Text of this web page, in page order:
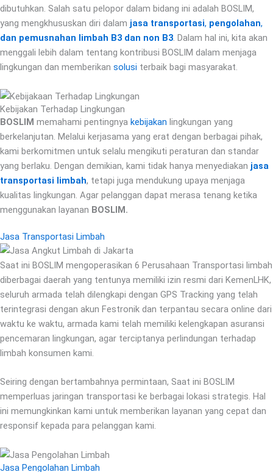
dibutuhkan. Salah satu pelopor dalam bidang ini adalah BOSLIM,
yang mengkhususkan diri dalam jasa transportasi, pengolahan,
dan pemusnahan limbah B3 dan non B3. Dalam hal ini, kita akan
menggali lebih dalam tentang kontribusi BOSLIM dalam menjaga
lingkungan dan memberikan solusi terbaik bagi masyarakat.
Kebijakan Terhadap Lingkungan
BOSLIM memahami pentingnya kebijakan lingkungan yang
berkelanjutan. Melalui kerjasama yang erat dengan berbagai pihak,
kami berkomitmen untuk selalu mengikuti peraturan dan standar
yang berlaku. Dengan demikian, kami tidak hanya menyediakan jasa
transportasi limbah, tetapi juga mendukung upaya menjaga
kualitas lingkungan. Agar pelanggan dapat merasa tenang ketika
menggunakan layanan BOSLIM.
Jasa Transportasi Limbah
Saat ini BOSLIM mengoperasikan 6 Perusahaan Transportasi limbah
diberbagai daerah yang tentunya memiliki izin resmi dari KemenLHK,
seluruh armada telah dilengkapi dengan GPS Tracking yang telah
terintegrasi dengan akun Festronik dan terpantau secara online dari
waktu ke waktu, armada kami telah memiliki kelengkapan asuransi
pencemaran lingkungan, agar terciptanya perlindungan terhadap
limbah konsumen kami.
Seiring dengan bertambahnya permintaan, Saat ini BOSLIM
memperluas jaringan transportasi ke berbagai lokasi strategis. Hal
ini memungkinkan kami untuk memberikan layanan yang cepat dan
responsif kepada para pelanggan kami.
Jasa Pengolahan Limbah